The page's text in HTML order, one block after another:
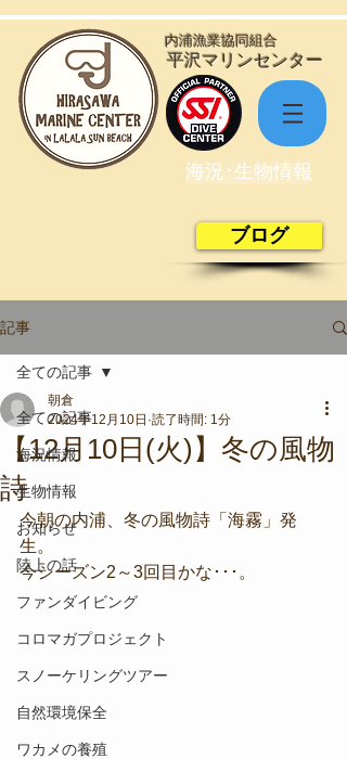
​平沢マリンセンター
​内浦漁業協同組合
海況･生物情報
ブログ
記事
全ての記事
海況情報
生物情報
お知らせ
陸上の話
ファンダイビング
コロマガプロジェクト
スノーケリングツアー
自然環境保全
ワカメの養殖
全ての記事
【12月10日(火)】冬の風物
詩
朝倉
2024年12月10日 読了時間: 1分
今朝の内浦、冬の風物詩「海霧」発
生。
今シーズン2～3回目かな･･･。